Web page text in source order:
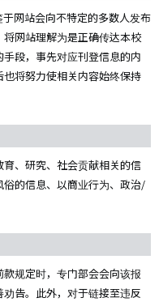
网站会向不特定的多数人发布
网站理解为是正确传达本校
段，事先对应刊登信息的内
将努力使相关内容始终保持
、研究、社会贡献相关的信
的信息、以商业行为、政治/
规定时，专门部会会向该报
告。此外，对于链接至违反